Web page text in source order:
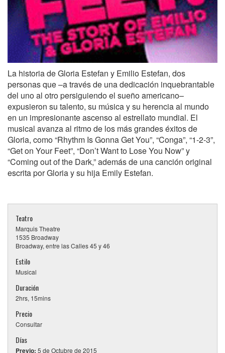
La historia de Gloria Estefan y Emilio Estefan, dos
personas que –a través de una dedicación inquebrantable
del uno al otro persiguiendo el sueño americano–
expusieron su talento, su música y su herencia al mundo
en un impresionante ascenso al estrellato mundial. El
musical avanza al ritmo de los más grandes éxitos de
Gloria, como “Rhythm Is Gonna Get You”, “Conga”, “1-2-3”,
“Get on Your Feet”, “Don’t Want to Lose You Now” y
“Coming out of the Dark,” además de una canción original
escrita por Gloria y su hija Emily Estefan.
Teatro
Marquis Theatre
1535 Broadway
Broadway, entre las Calles 45 y 46
Estilo
Musical
Duración
2hrs, 15mins
Precio
Consultar
Días
Previo: 5 de Octubre de 2015